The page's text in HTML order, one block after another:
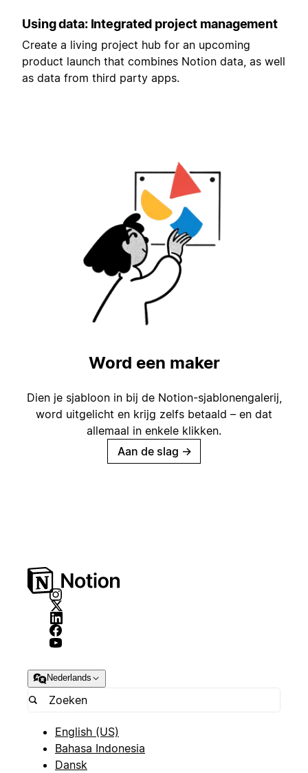
Using data: Integrated project management
Create a living project hub for an upcoming
product launch that combines Notion data, as well
as data from third party apps.
Word een maker
Dien je sjabloon in bij de Notion-sjablonengalerij,
word uitgelicht en krijg zelfs betaald – en dat
allemaal in enkele klikken.
Aan de slag →
Nederlands
English (US)
Bahasa Indonesia
Dansk